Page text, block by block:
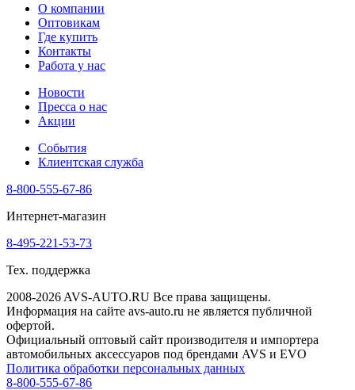
О компании
Оптовикам
Где купить
Контакты
Работа у нас
Новости
Пресса о нас
Акции
События
Клиентская служба
8-800-555-67-86
Интернет-магазин
8-495-221-53-73
Тех. поддержка
2008-2026 AVS-AUTO.RU Все права защищены.
Информация на сайте avs-auto.ru не является публичной
офертой.
Официальный оптовый сайт производителя и импортера
автомобильных аксессуаров под брендами AVS и EVO
Политика обработки персональных данных
8-800-555-67-86